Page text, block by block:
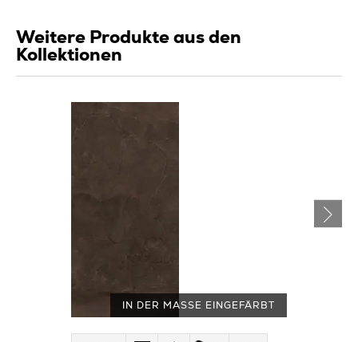
Weitere Produkte aus den
Kollektionen
IN DER MASSE EINGEFÄRBT